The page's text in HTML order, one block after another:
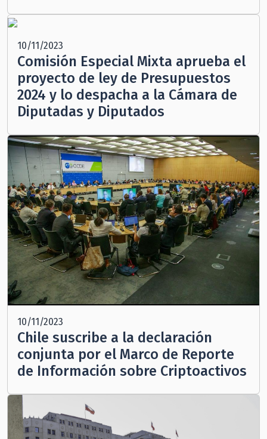
10/11/2023
Comisión Especial Mixta aprueba el
proyecto de ley de Presupuestos
2024 y lo despacha a la Cámara de
Diputadas y Diputados
10/11/2023
Chile suscribe a la declaración
conjunta por el Marco de Reporte
de Información sobre Criptoactivos